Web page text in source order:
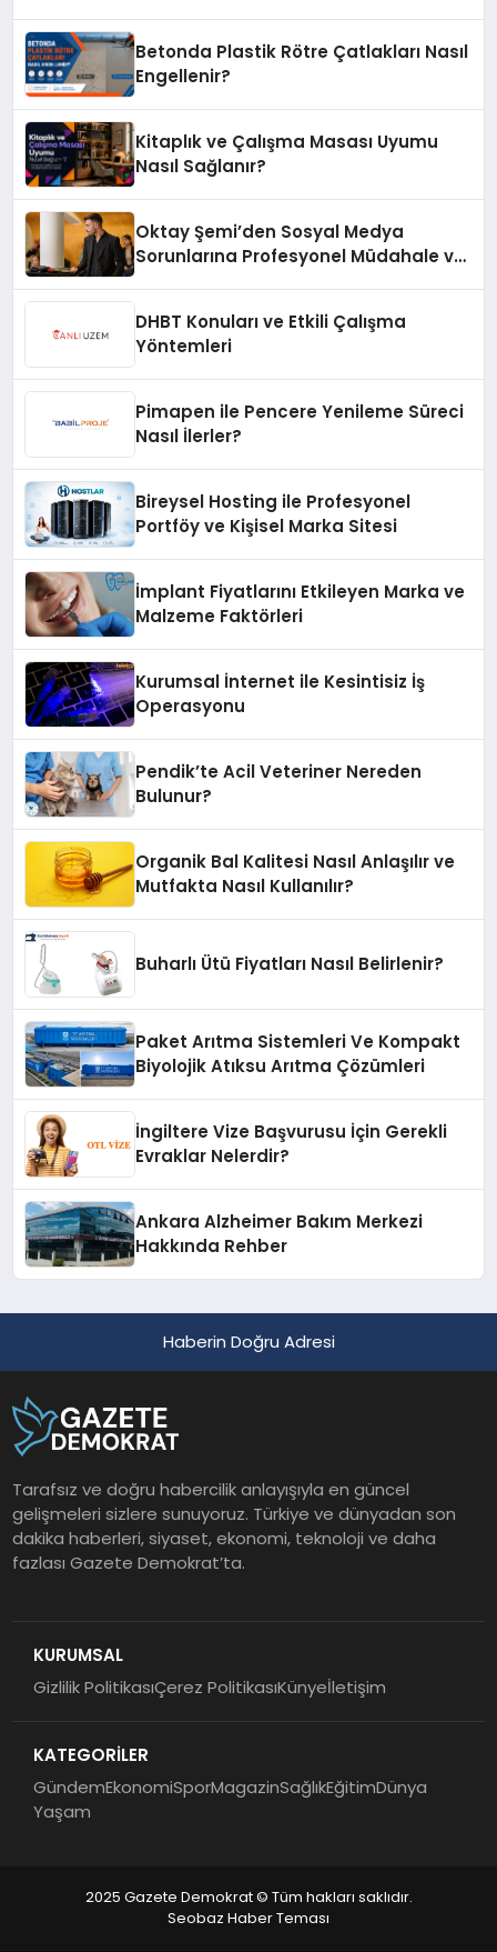
Betonda Plastik Rötre Çatlakları Nasıl
Engellenir?
Kitaplık ve Çalışma Masası Uyumu
Nasıl Sağlanır?
Oktay Şemi’den Sosyal Medya
Sorunlarına Profesyonel Müdahale ve
DHBT Konuları ve Etkili Çalışma
Yöntemleri
Pimapen ile Pencere Yenileme Süreci
Nasıl İlerler?
Bireysel Hosting ile Profesyonel
Portföy ve Kişisel Marka Sitesi
İmplant Fiyatlarını Etkileyen Marka ve
Malzeme Faktörleri
Kurumsal İnternet ile Kesintisiz İş
Operasyonu
Pendik’te Acil Veteriner Nereden
Bulunur?
Organik Bal Kalitesi Nasıl Anlaşılır ve
Mutfakta Nasıl Kullanılır?
Buharlı Ütü Fiyatları Nasıl Belirlenir?
Paket Arıtma Sistemleri Ve Kompakt
Biyolojik Atıksu Arıtma Çözümleri
İngiltere Vize Başvurusu İçin Gerekli
Evraklar Nelerdir?
Ankara Alzheimer Bakım Merkezi
Hakkında Rehber
Haberin Doğru Adresi
Tarafsız ve doğru habercilik anlayışıyla en güncel
gelişmeleri sizlere sunuyoruz. Türkiye ve dünyadan son
dakika haberleri, siyaset, ekonomi, teknoloji ve daha
fazlası Gazete Demokrat’ta.
KURUMSAL
Gizlilik PolitikasıÇerez PolitikasıKünyeİletişim
KATEGORİLER
GündemEkonomiSporMagazinSağlıkEğitimDünya
Yaşam
2025 Gazete Demokrat © Tüm hakları saklıdır.
Seobaz Haber Teması